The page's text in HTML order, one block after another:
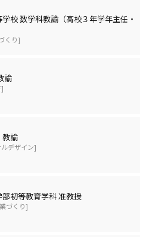
校 数学科教諭（高校３年学年主任・
くり]
諭
諭
デザイン]
初等教育学科 准教授
づくり]